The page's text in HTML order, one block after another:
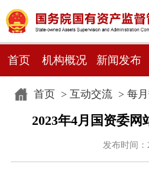
首页 机构概况 新闻发布
首页> 互动交流> 每
2023年4月国资委网
发布时间：